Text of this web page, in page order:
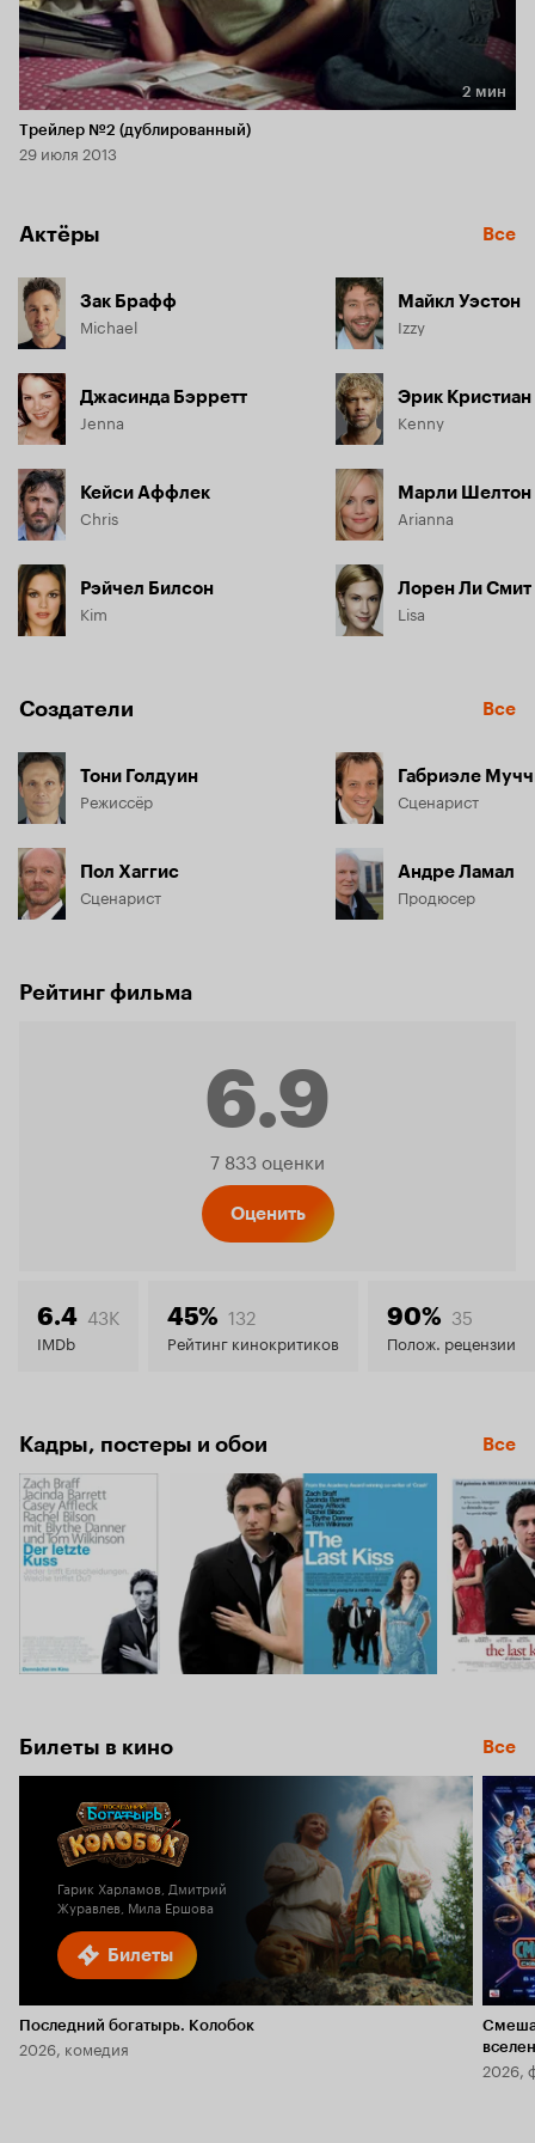
Длительность 2 мин
2 мин
Трейлер №2 (дублированный)
29 июля 2013
Актёры Все
Зак Брафф
Michael
Джасинда Бэрретт
Jenna
Кейси Аффлек
Chris
Рэйчел Билсон
Kim
Майкл Уэстон
Izzy
Эрик
Kenny
Марли Шелтон
Arianna
Лорен Ли Смит
Lisa
Создатели Все
Тони Голдуин
Режиссёр
Пол Хаггис
Сценарист
Габриэле
Сценарист
Андре Ламал
Продюсер
Рейтинг фильма
6.9
Рейтинг
6.9
7 833 оценки
Оценить
6.4 43K
IMDb
45% 132
Рейтинг кинокритиков
90% 35
Полож. рецензии
Кадры, постеры и обои Все
Билеты в кино Все
Билеты
Гарик Харламов, Дмитрий
Журавлев, Мила Ершова
Последний богатырь. Колобок
2026, комедия
2026,